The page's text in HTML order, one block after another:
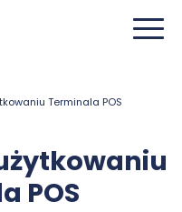
Terminala POS
POS